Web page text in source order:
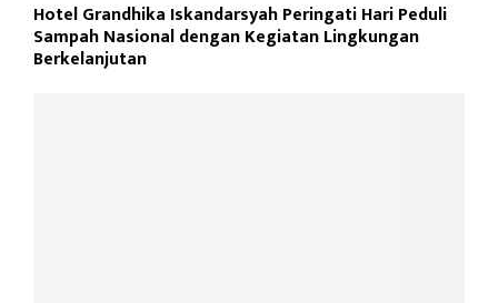
Hotel Grandhika Iskandarsyah Peringati Hari Peduli
Sampah Nasional dengan Kegiatan Lingkungan
Berkelanjutan